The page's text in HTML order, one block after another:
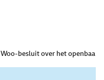
Woo-besluit over het